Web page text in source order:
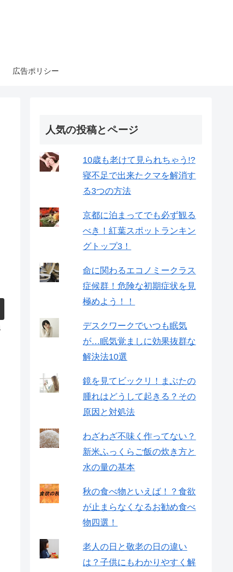
広告ポリシー
人気の投稿とページ
10歳も老けて見られちゃう!?
寝不足で出来たクマを解消す
る3つの方法
京都に泊まってでも必ず観る
べき！紅葉スポットランキン
グトップ3！
命に関わるエコノミークラス
症候群！危険な初期症状を見
極めよう！！
デスクワークでいつも眠気
が…眠気覚ましに効果抜群な
解決法10選
鏡を見てビックリ！まぶたの
腫れはどうして起きる？その
原因と対処法
わざわざ不味く作ってない？
新米ふっくらご飯の炊き方と
水の量の基本
秋の食べ物といえば！？食欲
が止まらなくなるお勧め食べ
物四選！
老人の日と敬老の日の違い
は？子供にもわかりやすく解